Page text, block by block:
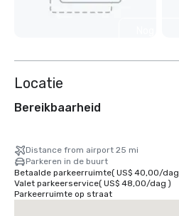
Locatie
Bereikbaarheid
Distance from airport 25 mi
Parkeren in de buurt
Betaalde parkeerruimte( US$ 40,00/dag
Valet parkeerservice( US$ 48,00/dag )
Parkeerruimte op straat